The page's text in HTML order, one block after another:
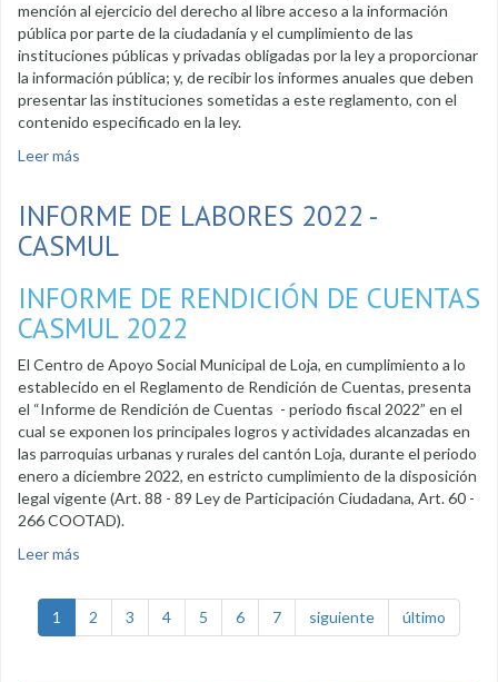
mención al ejercicio del derecho al libre acceso a la información
pública por parte de la ciudadanía y el cumplimiento de las
instituciones públicas y privadas obligadas por la ley a proporcionar
la información pública; y, de recibir los informes anuales que deben
presentar las instituciones sometidas a este reglamento, con el
contenido especificado en la ley.
Leer más
INFORME DE LABORES 2022 -
CASMUL
INFORME DE RENDICIÓN DE CUENTAS
CASMUL 2022
El Centro de Apoyo Social Municipal de Loja, en cumplimiento a lo
establecido en el Reglamento de Rendición de Cuentas, presenta
el “Informe de Rendición de Cuentas - periodo fiscal 2022” en el
cual se exponen los principales logros y actividades alcanzadas en
las parroquias urbanas y rurales del cantón Loja, durante el periodo
enero a diciembre 2022, en estricto cumplimiento de la disposición
legal vigente (Art. 88 - 89 Ley de Participación Ciudadana, Art. 60 -
266 COOTAD).
Leer más
1 2 3 4 5 6 7 siguiente último